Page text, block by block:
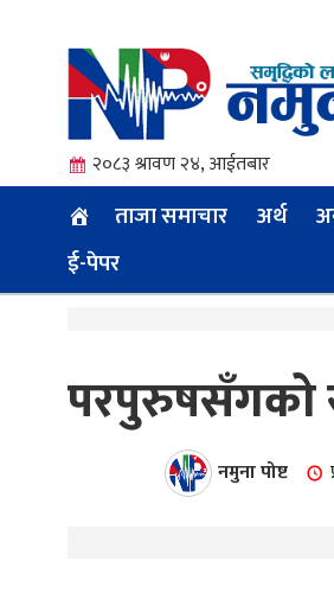
२०८३ श्रावण २४, आईतबार
ताजा समाचार अर्थ
ई-पेपर
परपुरुषसँगको
नमुना पोष्ट